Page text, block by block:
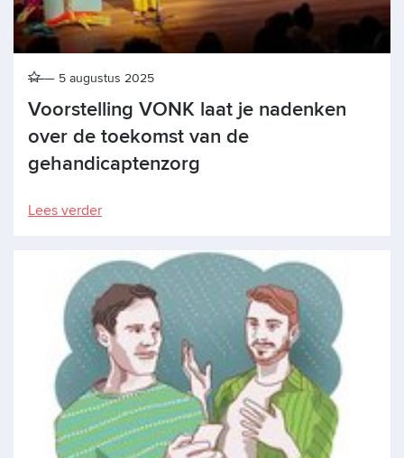
Voorstelling VONK laat je nadenken
over de toekomst van de
gehandicaptenzorg
5 augustus 2025
Lees verder